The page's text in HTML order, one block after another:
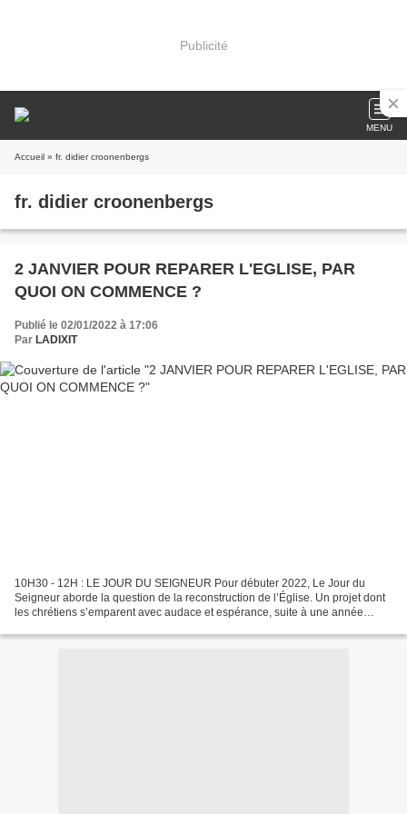
Publicité
MENU
Accueil » fr. didier croonenbergs
fr. didier croonenbergs
2 JANVIER POUR REPARER L'EGLISE, PAR
QUOI ON COMMENCE ?
Publié le 02/01/2022 à 17:06
Par LADIXIT
10H30 - 12H : LE JOUR DU SEIGNEUR Pour débuter 2022, Le Jour du
Seigneur aborde la question de la reconstruction de l’Église. Un projet dont
les chrétiens s’emparent avec audace et espérance, suite à une année